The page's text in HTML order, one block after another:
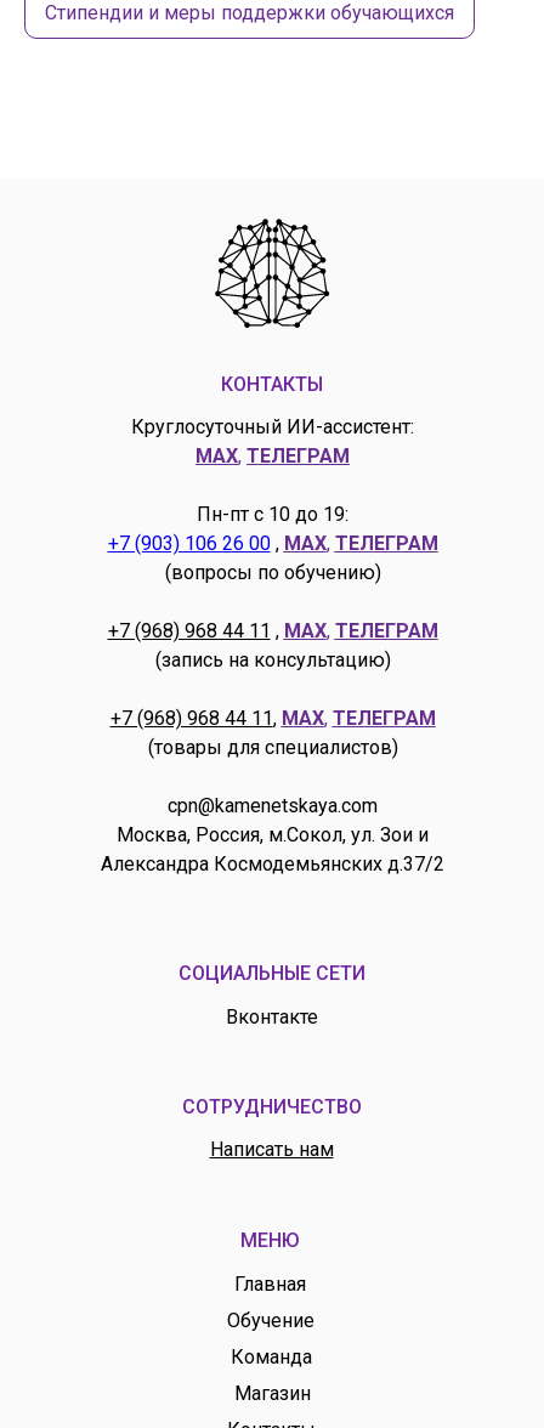
Стипендии и меры поддержки обучающихся
Вконтакте
СОЦИАЛЬНЫЕ СЕТИ
Написать нам
СОТРУДНИЧЕСТВО
Круглосуточный ИИ-ассистент:
MAX, ТЕЛЕГРАМ
Пн-пт с 10 до 19:
+7 (903) 106 26 00, MAX, ТЕЛЕГРАМ
(вопросы по обучению)
+7 (968) 968 44 11 , MAX, ТЕЛЕГРАМ
(запись на консультацию)
+7 (968) 968 44 11, MAX, ТЕЛЕГРАМ
(товары для специалистов)
cpn@kamenetskaya.com
Москва, Россия, м.Сокол, ул. Зои и
Александра Космодемьянских д.37/2
КОНТАКТЫ
Главная
Обучение
МЕНЮ
Команда
Магазин